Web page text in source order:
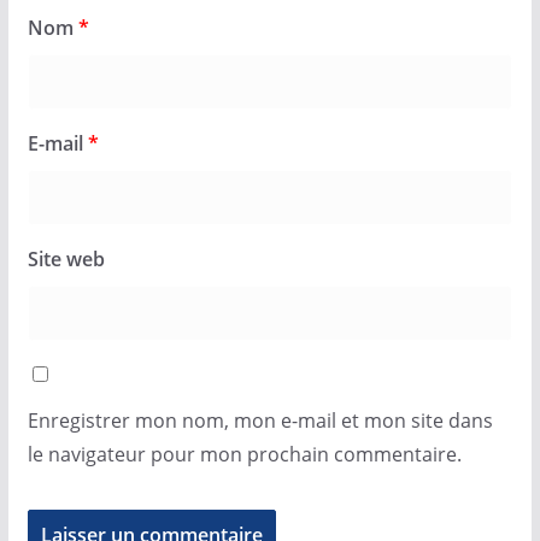
Nom *
E-mail*
Site web
Enregistrer mon nom, mon e-mail et mon site dans
le navigateur pour mon prochain commentaire.